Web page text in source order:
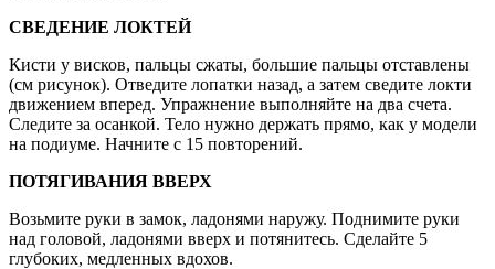
СВЕДЕНИЕ ЛОКТЕЙ
Кисти у висков, пальцы сжаты, большие пальцы отставлены
(см рисунок). Отведите лопатки назад, а затем сведите локти
движением вперед. Упражнение выполняйте на два счета.
Следите за осанкой. Тело нужно держать прямо, как у модели
на подиуме. Начните с 15 повторений.
ПОТЯГИВАНИЯ ВВЕРХ
Возьмите руки в замок, ладонями наружу. Поднимите руки
над головой, ладонями вверх и потянитесь. Сделайте 5
глубоких, медленных вдохов.